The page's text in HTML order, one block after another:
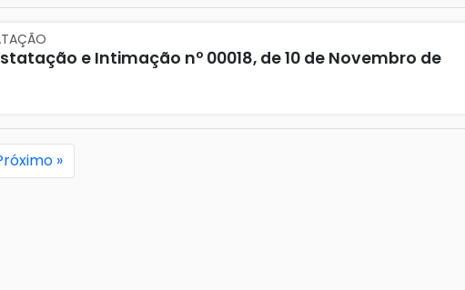
e Intimação nº 00018, de 10 de Novembro de
»